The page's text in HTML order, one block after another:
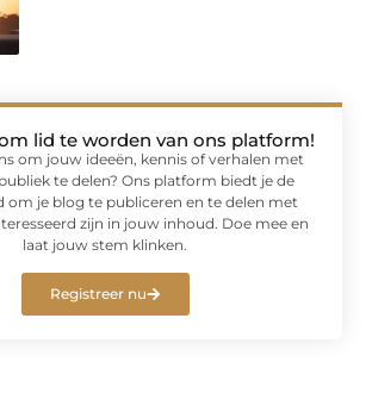
lid te worden van ons platform!
om jouw ideeën, kennis of verhalen met
te delen? Ons platform biedt je de
om je blog te publiceren en te delen met
zijn in jouw inhoud. Doe mee en
laat jouw stem klinken.
Registreer nu